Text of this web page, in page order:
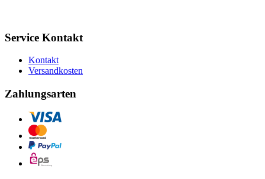
Service Kontakt
Kontakt
Versandkosten
Zahlungsarten